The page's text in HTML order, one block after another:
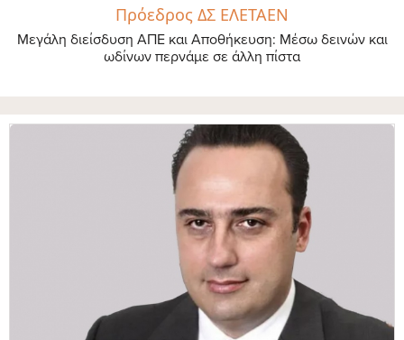
Πρόεδρος ΔΣ ΕΛΕΤΑΕΝ
Μεγάλη διείσδυση ΑΠΕ και Αποθήκευση: Μέσω δεινών και
ωδίνων περνάμε σε άλλη πίστα